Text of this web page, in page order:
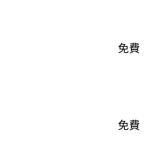
免費
免費